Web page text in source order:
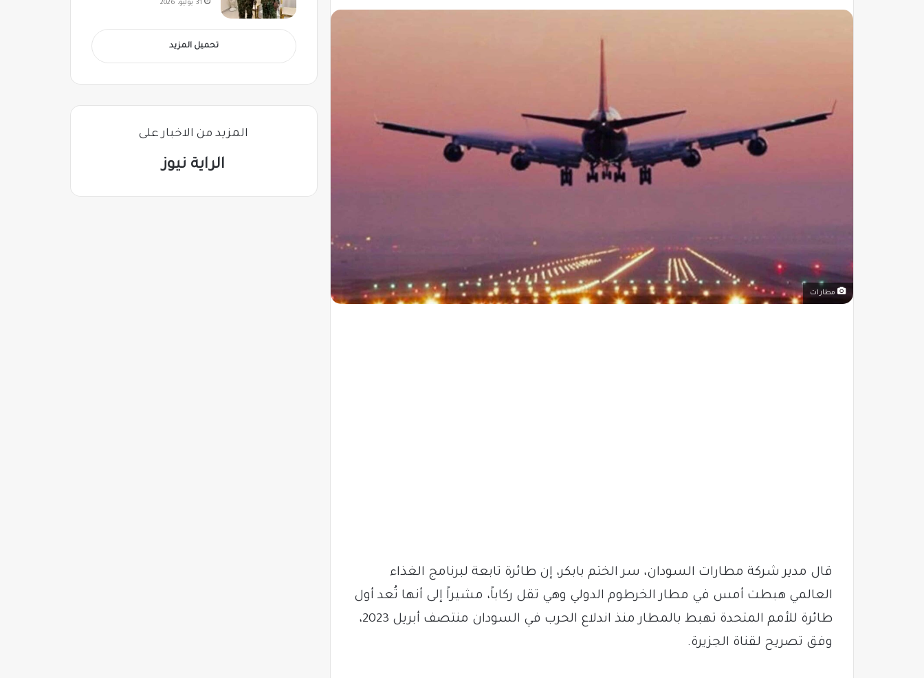
مطارات
قال مدير شركة مطارات السودان، سر الختم بابكر، إن طائرة تابعة لبرنامج الغذاء
العالمي هبطت أمس في مطار الخرطوم الدولي وهي تقل ركاباً، مشيراً إلى أنها تُعد أول
طائرة للأمم المتحدة تهبط بالمطار منذ اندلاع الحرب في السودان منتصف أبريل 2023،
وفق تصريح لقناة الجزيرة.
31 يوليو، 2026
تحميل المزيد
المزيد من الاخبار على
الراية نيوز